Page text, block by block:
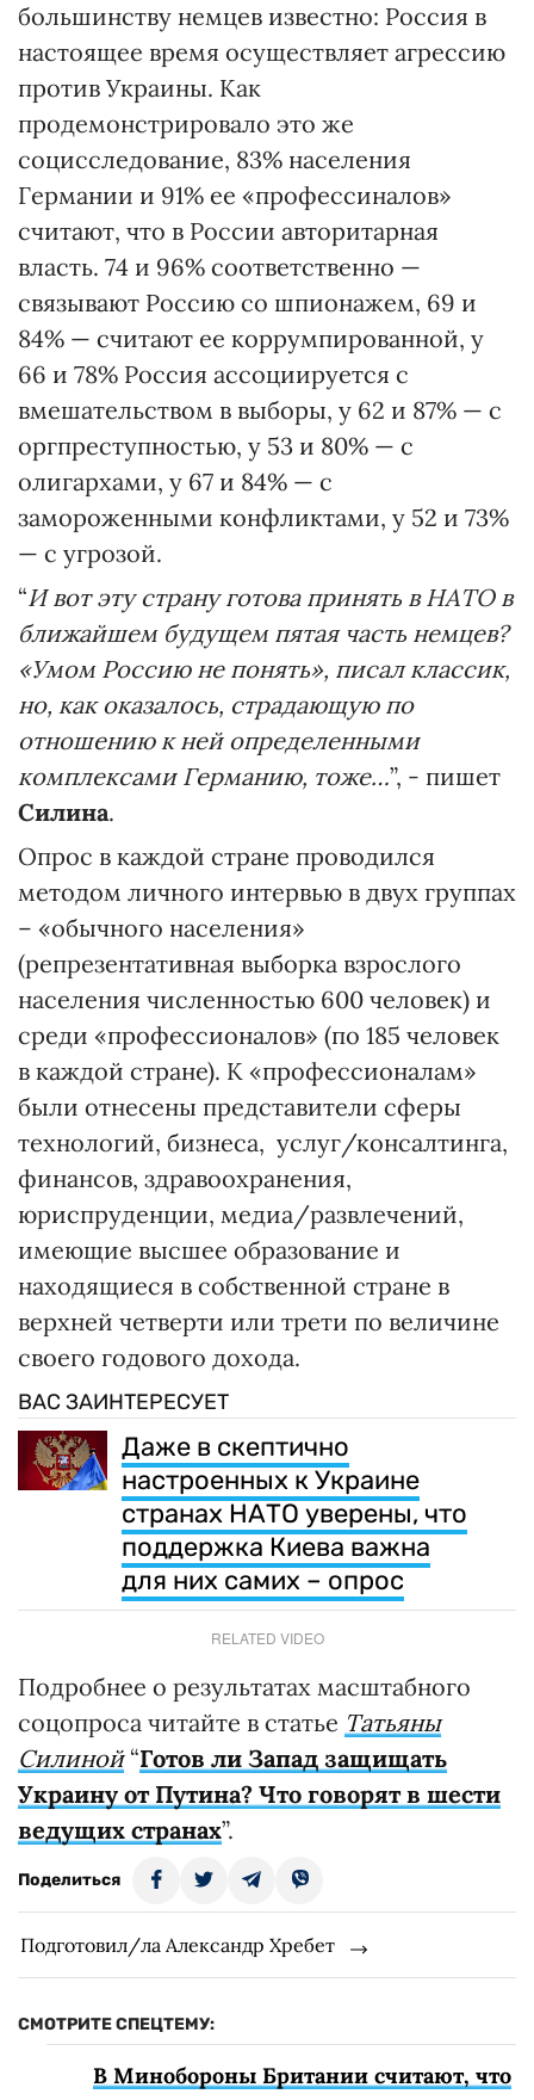
большинству немцев известно: Россия в
настоящее время осуществляет агрессию
против Украины. Как
продемонстрировало это же
социсследование, 83% населения
Германии и 91% ее «профессиналов»
считают, что в России авторитарная
власть. 74 и 96% соответственно —
связывают Россию со шпионажем, 69 и
84% — считают ее коррумпированной, у
66 и 78% Россия ассоциируется с
вмешательством в выборы, у 62 и 87% — с
оргпреступностью, у 53 и 80% — с
олигархами, у 67 и 84% — с
замороженными конфликтами, у 52 и 73%
— с угрозой.
“И вот эту страну готова принять в НАТО в
ближайшем будущем пятая часть немцев?
«Умом Россию не понять», писал классик,
но, как оказалось, страдающую по
отношению к ней определенными
комплексами Германию, тоже…”, - пишет
Силина.
Опрос в каждой стране проводился
методом личного интервью в двух группах
– «обычного населения»
(репрезентативная выборка взрослого
населения численностью 600 человек) и
среди «профессионалов» (по 185 человек
в каждой стране). К «профессионалам»
были отнесены представители сферы
технологий, бизнеса, услуг/консалтинга,
финансов, здравоохранения,
юриспруденции, медиа/развлечений,
имеющие высшее образование и
находящиеся в собственной стране в
верхней четверти или трети по величине
своего годового дохода.
ВАС ЗАИНТЕРЕСУЕТ
Даже в скептично
настроенных к Украине
странах НАТО уверены, что
поддержка Киева важна
для них самих – опрос
RELATED VIDEO
Подробнее о результатах масштабного
соцопроса читайте в статье Татьяны
Силиной“Готов ли Запад защищать
Украину от Путина? Что говорят в шести
ведущих странах”.
Поделиться
Подготовил/ла Александр Хребет
СМОТРИТЕ СПЕЦТЕМУ:
В Минобороны Британии считают, что